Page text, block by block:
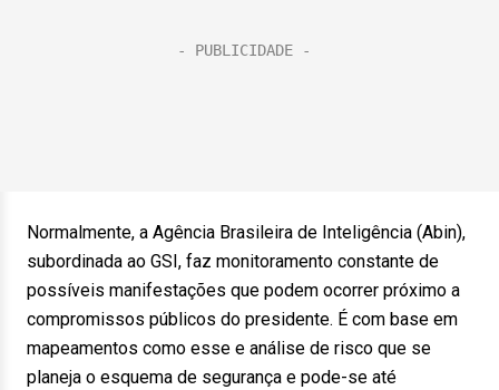
Normalmente, a Agência Brasileira de Inteligência (Abin),
subordinada ao GSI, faz monitoramento constante de
possíveis manifestações que podem ocorrer próximo a
compromissos públicos do presidente. É com base em
mapeamentos como esse e análise de risco que se
planeja o esquema de segurança e pode-se até